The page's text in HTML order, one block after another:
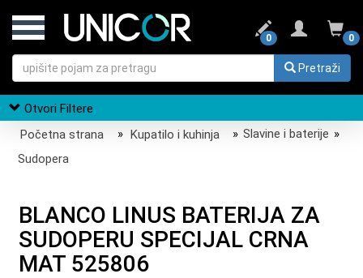
0
0
Pretraži
Otvori Filtere
Početna strana
» Kupatilo i kuhinja » Slavine i baterije »
Sudopera
BLANCO LINUS BATERIJA ZA
SUDOPERU SPECIJAL CRNA
MAT 525806